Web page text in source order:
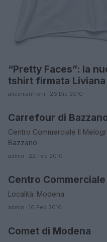
“Pretty Faces”: la
tshirt firmata Liviana
alicemanfroni · 26 Dic 2010
BOLOGNA
Carrefour di
Centro Commerciale Il
Bazzano
admin · 22 Feb 2010
EMILIA ROMAGNA
Centro Commerciale
Località: Modena
admin · 16 Feb 2010
EMILIA ROMAGNA
Comet di Modena